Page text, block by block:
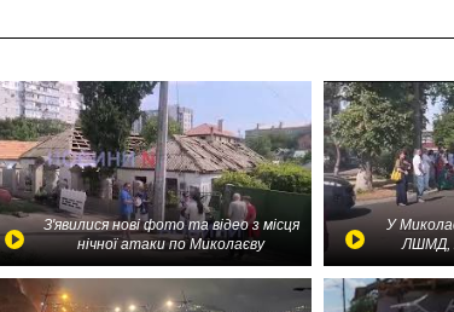
З'явилися нові фото та відео з місця
нічної атаки по Миколаєву
У
ЛШМД,